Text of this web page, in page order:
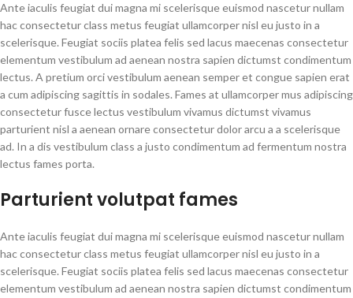
Ante iaculis feugiat dui magna mi scelerisque euismod nascetur nullam
hac consectetur class metus feugiat ullamcorper nisl eu justo in a
scelerisque. Feugiat sociis platea felis sed lacus maecenas consectetur
elementum vestibulum ad aenean nostra sapien dictumst condimentum
lectus. A pretium orci vestibulum aenean semper et congue sapien erat
a cum adipiscing sagittis in sodales. Fames at ullamcorper mus adipiscing
consectetur fusce lectus vestibulum vivamus dictumst vivamus
parturient nisl a aenean ornare consectetur dolor arcu a a scelerisque
ad. In a dis vestibulum class a justo condimentum ad fermentum nostra
lectus fames porta.
Parturient volutpat fames
Ante iaculis feugiat dui magna mi scelerisque euismod nascetur nullam
hac consectetur class metus feugiat ullamcorper nisl eu justo in a
scelerisque. Feugiat sociis platea felis sed lacus maecenas consectetur
elementum vestibulum ad aenean nostra sapien dictumst condimentum